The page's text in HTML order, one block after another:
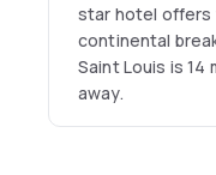
star hotel offers
continental
Saint Louis is 14
away.